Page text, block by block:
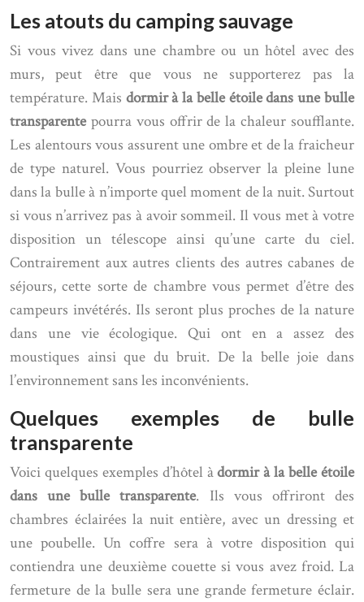
Les atouts du camping sauvage
Si vous vivez dans une chambre ou un hôtel avec des
murs, peut être que vous ne supporterez pas la
température. Mais dormir à la belle étoile dans une bulle
transparentepourra vous offrir de la chaleur soufflante.
Les alentours vous assurent une ombre et de la fraicheur
de type naturel. Vous pourriez observer la pleine lune
dans la bulle à n’importe quel moment de la nuit. Surtout
si vous n’arrivez pas à avoir sommeil. Il vous met à votre
disposition un télescope ainsi qu’une carte du ciel.
Contrairement aux autres clients des autres cabanes de
séjours, cette sorte de chambre vous permet d’être des
campeurs invétérés. Ils seront plus proches de la nature
dans une vie écologique. Qui ont en a assez des
moustiques ainsi que du bruit. De la belle joie dans
l’environnement sans les inconvénients.
Quelques exemples de bulle
transparente
Voici quelques exemples d’hôtel àdormir à la belle étoile
dans une bulle transparente. Ils vous offriront des
chambres éclairées la nuit entière, avec un dressing et
une poubelle. Un coffre sera à votre disposition qui
contiendra une deuxième couette si vous avez froid. La
fermeture de la bulle sera une grande fermeture éclair.